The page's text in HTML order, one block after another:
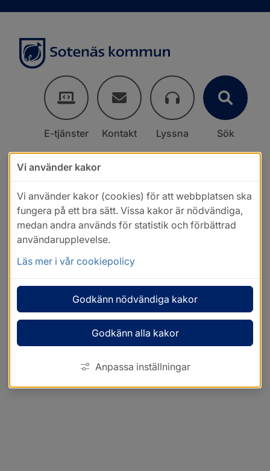
E-tjänster Kontakt Lyssna Sök
Vi använder kakor
Vi använder kakor (cookies) för att webbplatsen ska
fungera på ett bra sätt. Vissa kakor är nödvändiga,
medan andra används för statistik och förbättrad
användarupplevelse.
Läs mer i vår cookiepolicy
Godkänn nödvändiga kakor
Godkänn alla kakor
Anpassa inställningar